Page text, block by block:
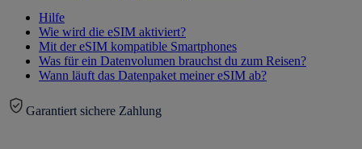
Hilfe
Wie wird die eSIM aktiviert?
Mit der eSIM kompatible Smartphones
Was für ein Datenvolumen brauchst du zum Reisen?
Wann läuft das Datenpaket meiner eSIM ab?
Garantiert sichere Zahlung